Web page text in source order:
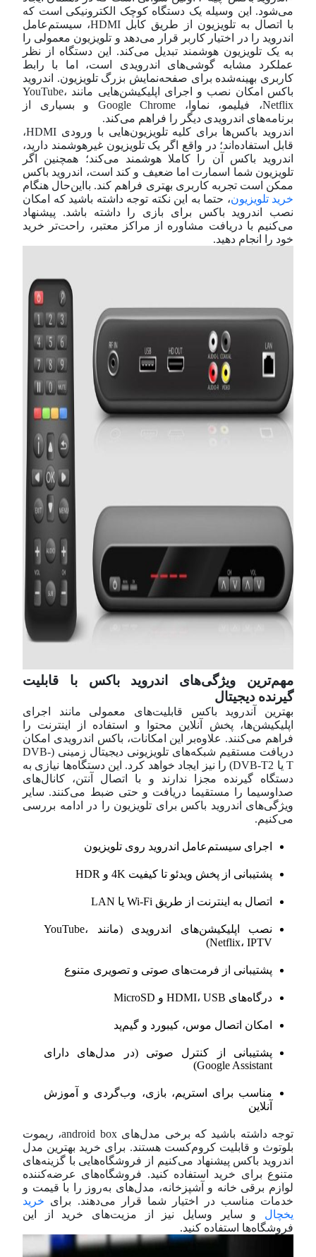
می‌شود. این وسیله یک دستگاه کوچک الکترونیکی است که
با اتصال به تلویزیون از طریق کابل HDMI، سیستم‌عامل
اندروید را در اختیار کاربر قرار می‌دهد و تلویزیون معمولی را
به یک تلویزیون هوشمند تبدیل می‌کند. این دستگاه از نظر
عملکرد مشابه گوشی‌های اندرویدی است، اما با رابط
کاربری بهینه‌شده برای صفحه‌نمایش بزرگ تلویزیون. اندروید
باکس امکان نصب و اجرای اپلیکیشن‌هایی مانند YouTube،
Netflix، فیلیمو، نماوا، Google Chrome و بسیاری از
برنامه‌های اندرویدی دیگر را فراهم می‌کند.
اندروید باکس‌ها برای کلیه تلویزیون‌هایی با ورودی HDMI،
قابل استفاده‌اند؛ در واقع اگر یک تلویزیون غیرهوشمند دارید،
اندروید باکس آن را کاملا هوشمند می‌کند؛ همچنین اگر
تلویزیون شما اسمارت اما ضعیف و کند است، اندروید باکس
ممکن است تجربه کاربری بهتری فراهم کند. بااین‌حال هنگام
خرید تلویزیون، حتما به این نکته توجه داشته باشید که امکان
نصب اندروید باکس برای بازی را داشته باشد. پیشنهاد
می‌کنیم با دریافت مشاوره از مراکز معتبر، راحت‌تر خرید
خود را انجام دهید.
مهم‌ترین ویژگی‌های اندروید باکس با قابلیت
گیرنده دیجیتال
بهترین آندروید باکس قابلیت‌های معمولی مانند اجرای
اپلیکیشن‌ها، پخش آنلاین محتوا و استفاده از اینترنت را
فراهم می‌کنند. علاوه‌بر این امکانات، باکس اندرویدی امکان
دریافت مستقیم شبکه‌های تلویزیونی دیجیتال زمینی (DVB-
T یا DVB-T2) را نیز ایجاد خواهد کرد. این دستگاه‌ها نیازی به
دستگاه گیرنده مجزا ندارند و با اتصال آنتن، کانال‌های
صداوسیما را مستقیما دریافت و حتی ضبط می‌کنند. سایر
ویژگی‌های اندروید باکس برای تلویزیون را در ادامه بررسی
می‌کنیم.
اجرای سیستم‌عامل اندروید روی تلویزیون
پشتیبانی از پخش ویدئو تا کیفیت 4K و HDR
اتصال به اینترنت از طریق Wi-Fi یا LAN
نصب اپلیکیشن‌های اندرویدی (مانند YouTube،
Netflix، IPTV)
پشتیبانی از فرمت‌های صوتی و تصویری متنوع
درگاه‌های HDMI، USB و MicroSD
امکان اتصال موس، کیبورد و گیم‌پد
پشتیبانی از کنترل صوتی (در مدل‌های دارای
Google Assistant)
مناسب برای استریم، بازی، وب‌گردی و آموزش
آنلاین
توجه داشته باشید که برخی مدل‌های android box، ریموت
بلوتوث و قابلیت کروم‌کست هستند. برای خرید بهترین مدل
اندروید باکس پیشنهاد می‌کنیم از فروشگاه‌هایی با گزینه‌های
متنوع برای خرید استفاده کنید. فروشگاه‌های عرضه‌کننده
لوازم برقی خانه و آشپزخانه، مدل‌های به‌روز را با قیمت و
خدمات مناسب در اختیار شما قرار می‌دهند. برای خرید
یخچال و سایر وسایل نیز از مزیت‌های خرید از این
فروشگاه‌ها استفاده کنید.